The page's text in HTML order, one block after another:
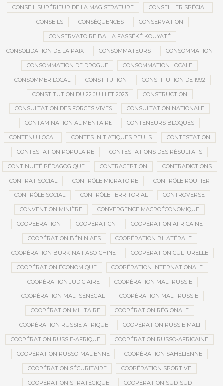
CONSEIL SUPÉRIEUR DE LA MAGISTRATURE CONSEILLER SPÉCIAL
CONSEILS CONSÉQUENCES CONSERVATION
CONSERVATOIRE BALLA FASSÉKÉ KOUYATÉ
CONSOLIDATION DE LA PAIX CONSOMMATEURS CONSOMMATION
CONSOMMATION DE DROGUE CONSOMMATION LOCALE
CONSOMMER LOCAL CONSTITUTION CONSTITUTION DE 1992
CONSTITUTION DU 22 JUILLET 2023 CONSTRUCTION
CONSULTATION DES FORCES VIVES CONSULTATION NATIONALE
CONTAMINATION ALIMENTAIRE CONTENEURS BLOQUÉS
CONTENU LOCAL CONTES INITIATIQUES PEULS CONTESTATION
CONTESTATION POPULAIRE CONTESTATIONS DES RÉSULTATS
CONTINUITÉ PÉDAGOGIQUE CONTRACEPTION CONTRADICTIONS
CONTRAT SOCIAL CONTRÔLE MIGRATOIRE CONTRÔLE ROUTIER
CONTRÔLE SOCIAL CONTRÔLE TERRITORIAL CONTROVERSE
CONVENTION MINIÈRE CONVERGENCE MACROÉCONOMIQUE
COOPEERATION COOPÉRATION COOPÉRATION AFRICAINE
COOPÉRATION BÉNIN AES COOPÉRATION BILATÉRALE
COOPÉRATION BURKINA FASO-CHINE COOPÉRATION CULTURELLE
COOPÉRATION ÉCONOMIQUE COOPÉRATION INTERNATIONALE
COOPÉRATION JUDICIAIRE COOPÉRATION MALI-RUSSIE
COOPÉRATION MALI-SÉNÉGAL COOPÉRATION MALI–RUSSIE
COOPÉRATION MILITAIRE COOPÉRATION RÉGIONALE
COOPÉRATION RUSSIE AFRIQUE COOPÉRATION RUSSIE MALI
COOPÉRATION RUSSIE-AFRIQUE COOPÉRATION RUSSO-AFRICAINE
COOPÉRATION RUSSO-MALIENNE COOPÉRATION SAHÉLIENNE
COOPÉRATION SÉCURITAIRE COOPÉRATION SPORTIVE
COOPÉRATION STRATÉGIQUE COOPÉRATION SUD-SUD